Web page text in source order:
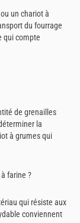
un chariot à
du fourrage
qui compte
de grenailles
la
à grumes qui
farine ?
qui résiste aux
conviennent